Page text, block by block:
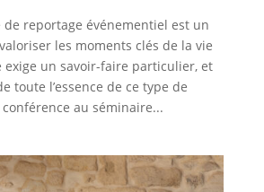
de reportage événementiel est un
les moments clés de la vie
exige un savoir-faire particulier, et
toute l’essence de ce type de
au séminaire...